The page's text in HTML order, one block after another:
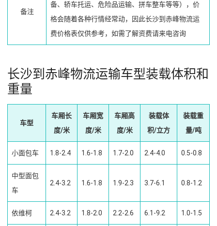
备注
备、轿车托运、危险品运输、拼车整车等等），价
格会随着各种行情经常动，因此长沙到赤峰物流运
费价格表仅供参考，如需了解资费请来电咨询
长沙到赤峰物流运输车型装载体积和
重量
车型
车厢长
度/米
车厢宽
度/米
车厢高
度/米
装载体
积/立方
装载重
量/吨
小面包车 1.8-2.4 1.6-1.8 1.7-2.0 2.4-4.0 0.5-0.8
中型面包
车
2.4-3.2 1.6-1.8 1.9-2.3 3.7-6.1 0.8-1.2
依维柯 2.4-3.2 1.8-2.0 2.2-2.6 6.1-9.2 1.0-1.5